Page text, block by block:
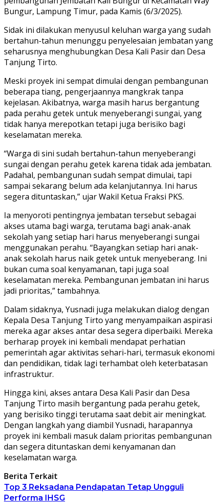
Bungur, Lampung Timur, pada Kamis (6/3/2025).
Sidak ini dilakukan menyusul keluhan warga yang sudah
bertahun-tahun menunggu penyelesaian jembatan yang
seharusnya menghubungkan Desa Kali Pasir dan Desa
Tanjung Tirto.
Meski proyek ini sempat dimulai dengan pembangunan
beberapa tiang, pengerjaannya mangkrak tanpa
kejelasan. Akibatnya, warga masih harus bergantung
pada perahu getek untuk menyeberangi sungai, yang
tidak hanya merepotkan tetapi juga berisiko bagi
keselamatan mereka.
“Warga di sini sudah bertahun-tahun menyeberangi
sungai dengan perahu getek karena tidak ada jembatan.
Padahal, pembangunan sudah sempat dimulai, tapi
sampai sekarang belum ada kelanjutannya. Ini harus
segera dituntaskan,” ujar Wakil Ketua Fraksi PKS.
Ia menyoroti pentingnya jembatan tersebut sebagai
akses utama bagi warga, terutama bagi anak-anak
sekolah yang setiap hari harus menyeberangi sungai
menggunakan perahu. “Bayangkan setiap hari anak-
anak sekolah harus naik getek untuk menyeberang. Ini
bukan cuma soal kenyamanan, tapi juga soal
keselamatan mereka. Pembangunan jembatan ini harus
jadi prioritas,” tambahnya.
Dalam sidaknya, Yusnadi juga melakukan dialog dengan
Kepala Desa Tanjung Tirto yang menyampaikan aspirasi
mereka agar akses antar desa segera diperbaiki. Mereka
berharap proyek ini kembali mendapat perhatian
pemerintah agar aktivitas sehari-hari, termasuk ekonomi
dan pendidikan, tidak lagi terhambat oleh keterbatasan
infrastruktur.
Hingga kini, akses antara Desa Kali Pasir dan Desa
Tanjung Tirto masih bergantung pada perahu getek,
yang berisiko tinggi terutama saat debit air meningkat.
Dengan langkah yang diambil Yusnadi, harapannya
proyek ini kembali masuk dalam prioritas pembangunan
dan segera dituntaskan demi kenyamanan dan
keselamatan warga.
Berita Terkait
Top 3 Reksadana Pendapatan Tetap Ungguli
Performa IHSG